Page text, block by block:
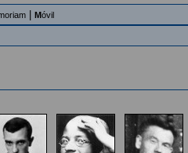
Móvil